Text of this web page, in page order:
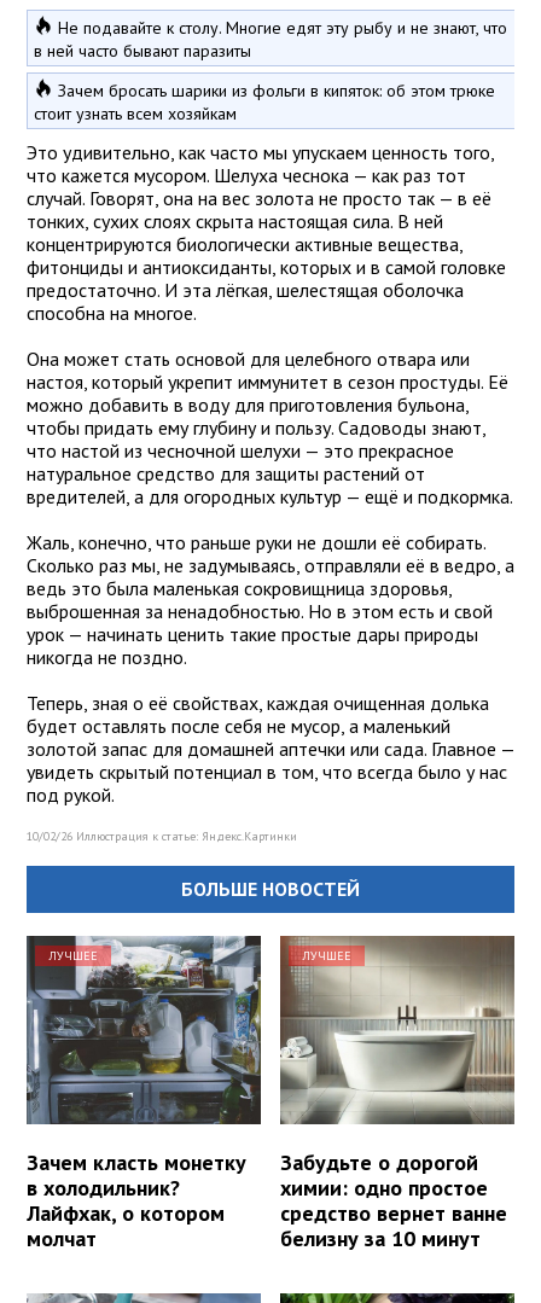
Не подавайте к столу. Многие едят эту рыбу и не знают, что
в ней часто бывают паразиты
Зачем бросать шарики из фольги в кипяток: об этом трюке
стоит узнать всем хозяйкам
Это удивительно, как часто мы упускаем ценность того,
что кажется мусором. Шелуха чеснока — как раз тот
случай. Говорят, она на вес золота не просто так — в её
тонких, сухих слоях скрыта настоящая сила. В ней
концентрируются биологически активные вещества,
фитонциды и антиоксиданты, которых и в самой головке
предостаточно. И эта лёгкая, шелестящая оболочка
способна на многое.
Она может стать основой для целебного отвара или
настоя, который укрепит иммунитет в сезон простуды. Её
можно добавить в воду для приготовления бульона,
чтобы придать ему глубину и пользу. Садоводы знают,
что настой из чесночной шелухи — это прекрасное
натуральное средство для защиты растений от
вредителей, а для огородных культур — ещё и подкормка.
Жаль, конечно, что раньше руки не дошли её собирать.
Сколько раз мы, не задумываясь, отправляли её в ведро, а
ведь это была маленькая сокровищница здоровья,
выброшенная за ненадобностью. Но в этом есть и свой
урок — начинать ценить такие простые дары природы
никогда не поздно.
Теперь, зная о её свойствах, каждая очищенная долька
будет оставлять после себя не мусор, а маленький
золотой запас для домашней аптечки или сада. Главное —
увидеть скрытый потенциал в том, что всегда было у нас
под рукой.
10/02/26 Иллюстрация к статье: Яндекс.Картинки
БОЛЬШЕ НОВОСТЕЙ
ЛУЧШЕЕ
Зачем класть монетку
в холодильник?
Лайфхак, о котором
молчат
ЛУЧШЕЕ
Забудьте о дорогой
химии: одно простое
средство вернет ванне
белизну за 10 минут